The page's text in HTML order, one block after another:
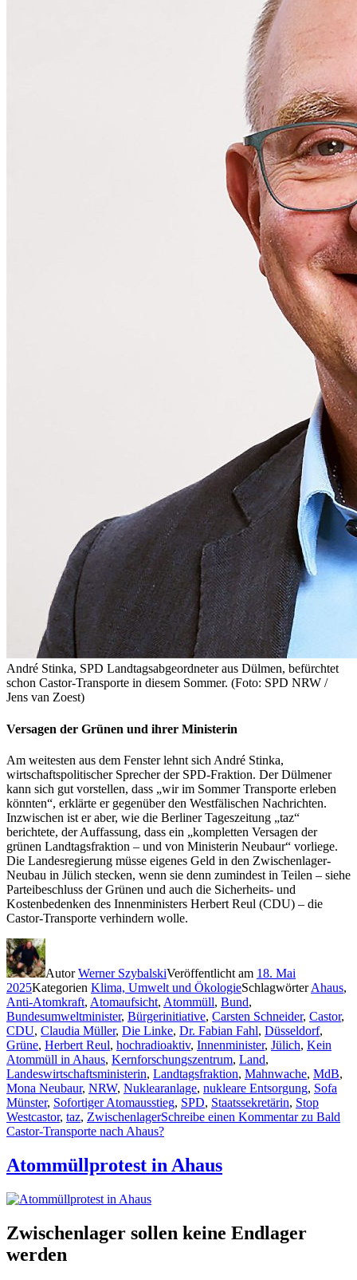
André Stinka, SPD Landtagsabgeordneter aus Dülmen, befürchtet
schon Castor-Transporte in diesem Sommer. (Foto: SPD NRW /
Jens van Zoest)
Versagen der Grünen und ihrer Ministerin
Am weitesten aus dem Fenster lehnt sich André Stinka,
wirtschaftspolitischer Sprecher der SPD-Fraktion. Der Dülmener
kann sich gut vorstellen, dass „wir im Sommer Transporte erleben
könnten“, erklärte er gegenüber den Westfälischen Nachrichten.
Inzwischen ist er aber, wie die Berliner Tageszeitung „taz“
berichtete, der Auffassung, dass ein „kompletten Versagen der
grünen Landtagsfraktion – und von Ministerin Neubaur“ vorliege.
Die Landesregierung müsse eigenes Geld in den Zwischenlager-
Neubau in Jülich stecken, wenn sie denn zumindest in Teilen – siehe
Parteibeschluss der Grünen und auch die Sicherheits- und
Kostenbedenken des Innenministers Herbert Reul (CDU) – die
Castor-Transporte verhindern wolle.
AutorWerner SzybalskiVeröffentlicht am 18. Mai
2025Kategorien Klima, Umwelt und ÖkologieSchlagwörterAhaus,
Anti-Atomkraft, Atomaufsicht, Atommüll, Bund,
Bundesumweltminister, Bürgerinitiative, Carsten Schneider, Castor,
CDU, Claudia Müller, Die Linke, Dr. Fabian Fahl, Düsseldorf,
Grüne, Herbert Reul, hochradioaktiv, Innenminister, Jülich, Kein
Atommüll in Ahaus, Kernforschungszentrum, Land,
Landeswirtschaftsministerin, Landtagsfraktion, Mahnwache, MdB,
Mona Neubaur, NRW, Nuklearanlage, nukleare Entsorgung, Sofa
Münster, Sofortiger Atomausstieg, SPD, Staatssekretärin, Stop
Westcastor, taz, ZwischenlagerSchreibe einen Kommentarzu Bald
Castor-Transporte nach Ahaus?
Atommüllprotest in Ahaus
Zwischenlager sollen keine Endlager
werden